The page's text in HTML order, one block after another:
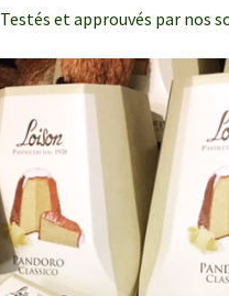
Testés et approuvés par nos